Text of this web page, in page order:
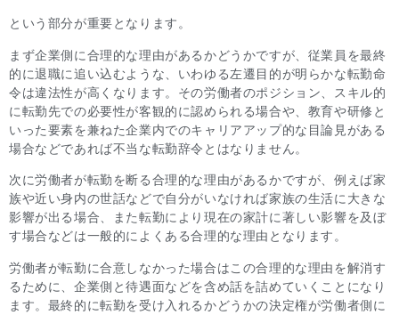
という部分が重要となります。
まず企業側に合理的な理由があるかどうかですが、従業員を最終
的に退職に追い込むような、いわゆる左遷目的が明らかな転勤命
令は違法性が高くなります。その労働者のポジション、スキル的
に転勤先での必要性が客観的に認められる場合や、教育や研修と
いった要素を兼ねた企業内でのキャリアアップ的な目論見がある
場合などであれば不当な転勤辞令とはなりません。
次に労働者が転勤を断る合理的な理由があるかですが、例えば家
族や近い身内の世話などで自分がいなければ家族の生活に大きな
影響が出る場合、また転勤により現在の家計に著しい影響を及ぼ
す場合などは一般的によくある合理的な理由となります。
労働者が転勤に合意しなかった場合はこの合理的な理由を解消す
るために、企業側と待遇面などを含め話を詰めていくことになり
ます。最終的に転勤を受け入れるかどうかの決定権が労働者側に